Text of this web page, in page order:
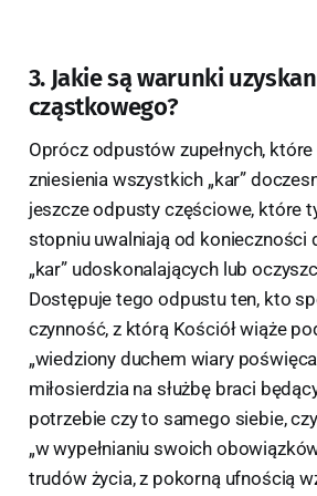
3. Jakie są warunki
cząstkowego?
Oprócz odpustów zupełnych,
zniesienia wszystkich „kar”
jeszcze odpusty częściowe, które
stopniu uwalniają od konieczności
„kar” udoskonalających lub
Dostępuje tego odpustu ten, kto
czynność, z którą Kościół wiąże
„wiedziony duchem wiary
miłosierdzia na służbę braci
potrzebie czy to samego siebie,
„w wypełnianiu swoich
trudów życia, z pokorną ufnością